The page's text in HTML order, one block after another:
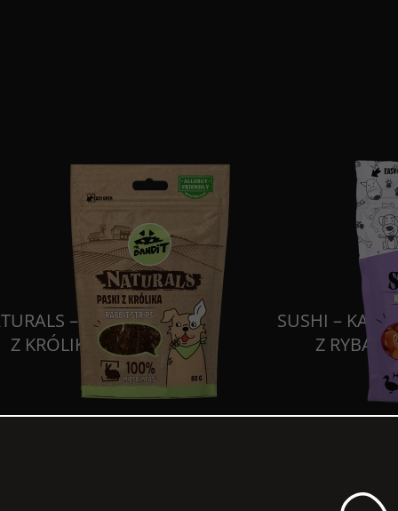
– PASKI
Z KRÓLIKA
SUSHI –
Z RYBĄ